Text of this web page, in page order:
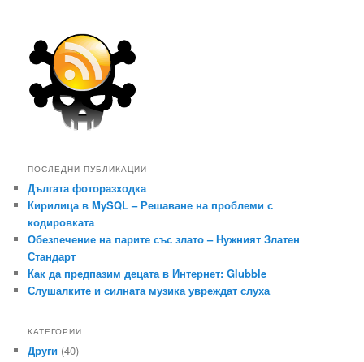
ПОСЛЕДНИ ПУБЛИКАЦИИ
Дългата фоторазходка
Кирилица в MySQL – Решаване на проблеми с
кодировката
Обезпечение на парите със злато – Нужният Златен
Стандарт
Как да предпазим децата в Интернет: Glubble
Слушалките и силната музика увреждат слуха
КАТЕГОРИИ
Други (40)